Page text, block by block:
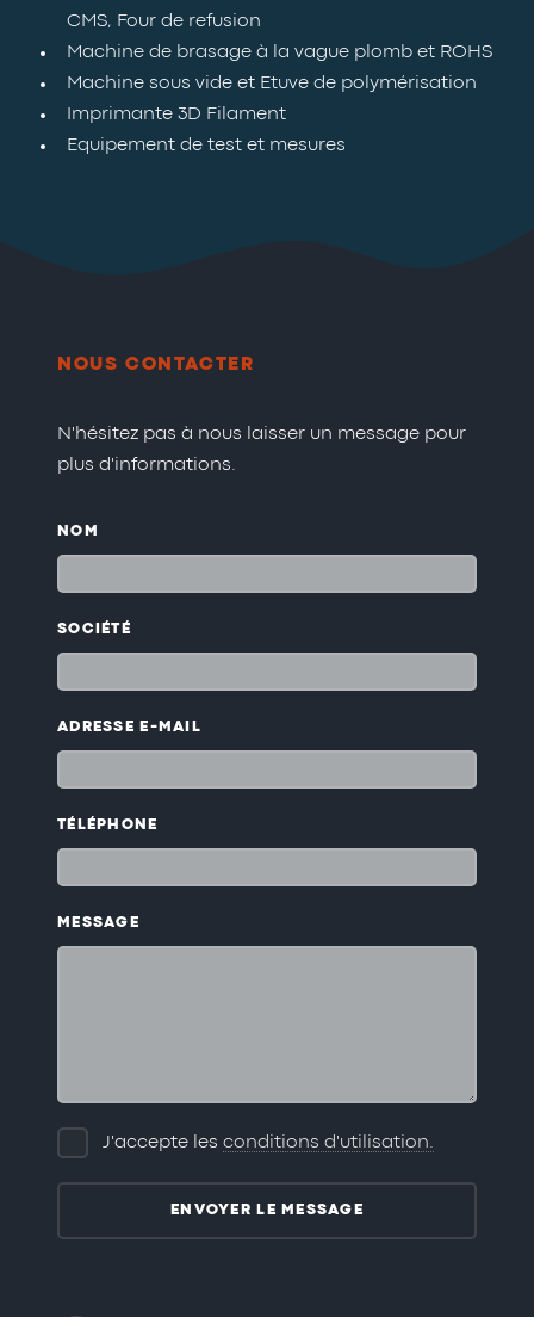
CMS, Four de refusion
Machine de brasage à la vague plomb et ROHS
Machine sous vide et Etuve de polymérisation
Imprimante 3D Filament
Equipement de test et mesures
NOUS CONTACTER
N'hésitez pas à nous laisser un message pour
plus d'informations.
NOM
SOCIÉTÉ
ADRESSE E-MAIL
TÉLÉPHONE
MESSAGE
J'accepte lesconditions d'utilisation.